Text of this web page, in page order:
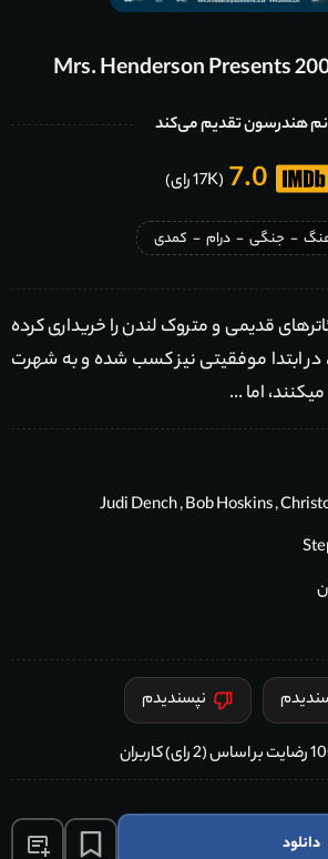
هندرسون تقدیم می‌کند
7.0 (17K رای)
- جنگی - درام - کمدی
قدیمی و متروک لندن را خریداری کرده
در ابتدا موفقیتی نیز کسب شده و به شهرت
اما ...
Judi Dench,Bob Hoskins,
نپسندیدم
کاربران
دانلود